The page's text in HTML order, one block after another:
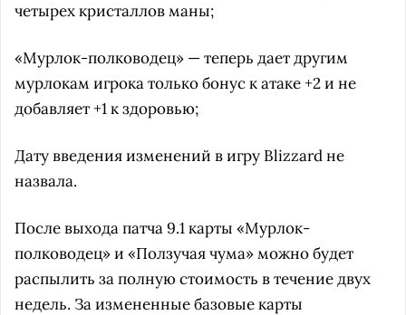
четырех кристаллов маны;
«Мурлок-полководец» — теперь дает другим
мурлокам игрока только бонус к атаке +2 и не
добавляет +1 к здоровью;
Дату введения изменений в игру Blizzard не
назвала.
После выхода патча 9.1 карты «Мурлок-
полководец» и «Ползучая чума» можно будет
распылить за полную стоимость в течение двух
недель. За измененные базовые карты